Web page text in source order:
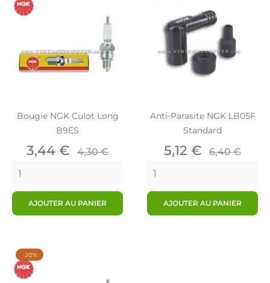
Bougie NGK Culot Long
B9ES
Prix
3,44 € Prix
4,30 €
AJOUTER AU PANIER
Anti-Parasite NGK LB05F
Standard
Prix
5,12 € Prix
6,40 €
AJOUTER AU PANIER
-20%